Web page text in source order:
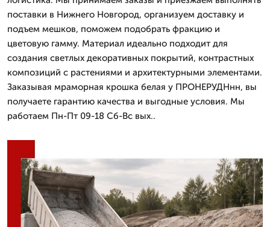
поставки в Нижнего Новгород, организуем доставку и
подъем мешков, поможем подобрать фракцию и
цветовую гамму. Материал идеально подходит для
создания светлых декоративных покрытий, контрастных
композиций с растениями и архитектурными элементами.
Заказывая мраморная крошка белая у ПРОНЕРУДНнн, вы
получаете гарантию качества и выгодные условия. Мы
работаем Пн-Пт 09-18 Сб-Вс вых..